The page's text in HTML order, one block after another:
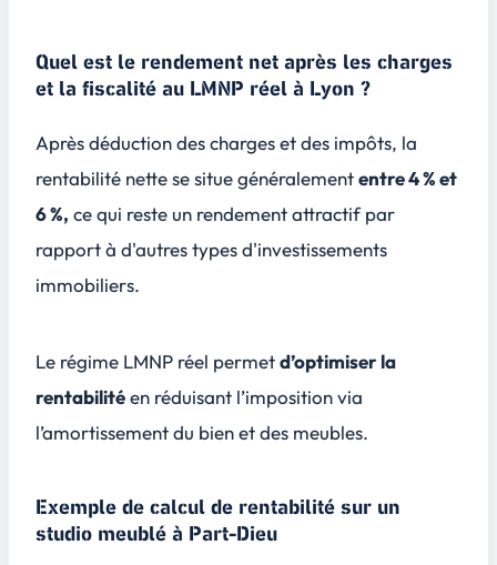
Quel est le rendement net après les charges
et la fiscalité au LMNP réel à Lyon ?
Après déduction des charges et des impôts, la
rentabilité nette se situe généralemententre 4 % et
6 %, ce qui reste un rendement attractif par
rapport à d'autres types d'investissements
immobiliers.
Le régime LMNP réel permetd’optimiser la
rentabilitéen réduisant l’imposition via
l’amortissement du bien et des meubles.
Exemple de calcul de rentabilité sur un
studio meublé à Part-Dieu